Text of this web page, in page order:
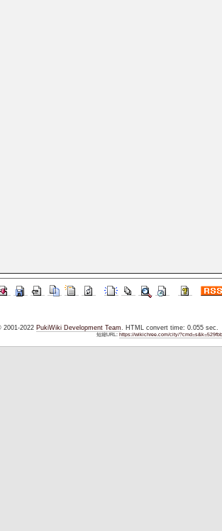
2022 PukiWiki Development Team . HTML convert time: 0.055 sec.
短縮URL:https://wikichree.com/city/